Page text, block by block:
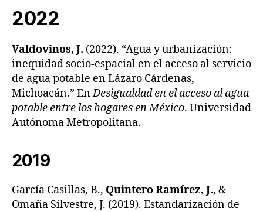
2022
Valdovinos, J. (2022). “Agua y urbanización:
inequidad socio-espacial en el acceso al servicio
de agua potable en Lázaro Cárdenas,
Michoacán.” EnDesigualdad en el acceso al agua
potable entre los hogares en México. Universidad
Autónoma Metropolitana.
2019
García Casillas, B., Quintero Ramírez, J., &
Omaña Silvestre, J. (2019). Estandarización de